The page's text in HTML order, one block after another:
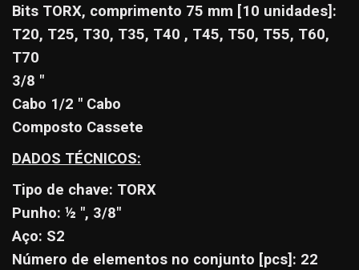
Bits TORX, comprimento 75 mm [10 unidades]:
T20, T25, T30, T35, T40 , T45, T50, T55, T60,
T70
3/8 "
Cabo 1/2 " Cabo
Composto Cassete
DADOS TÉCNICOS:
Tipo de chave: TORX
Punho: ½ ", 3/8"
Aço: S2
Número de elementos no conjunto [pcs]: 22